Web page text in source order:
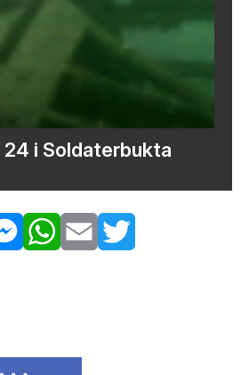
24 i Soldaterbukta